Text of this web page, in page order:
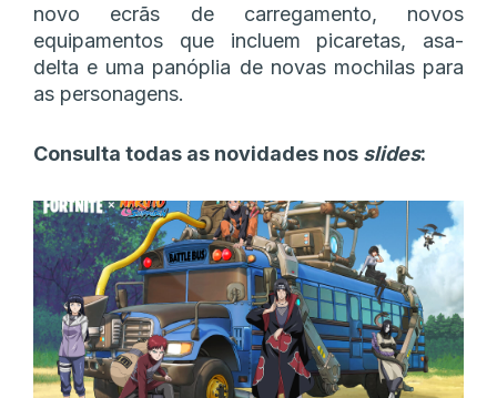
novo ecrãs de carregamento, novos
equipamentos que incluem picaretas, asa-
delta e uma panóplia de novas mochilas para
as personagens.
Consulta todas as novidades nos slides: